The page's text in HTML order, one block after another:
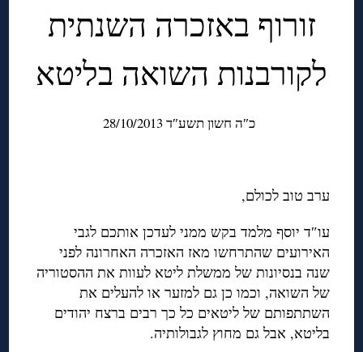
זורוף באזכרה השנתית
לקורבנות השואה בליטא
כ″ה חשון תשע″ד 28/10/2013
ערב טוב לכולם,
עו″ד יוסף מלמד בקש ממני לעדכן אותכם לגבי
האירועים שהתרחשו מאז האזכרה האחרונה לפני
שנה בנסיונות של ממשלת ליטא לעוות את ההסטוריה
של השואה, וכמו כן גם למזער או להעלים את
השתתפותם של ליטאים כל כך רבים ברצח יהודים
בליטא, אבל גם מחוץ לגבולותיה.